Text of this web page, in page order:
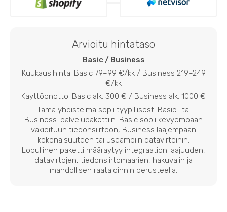
Arvioitu hintataso
Basic / Business
Kuukausihinta: Basic 79–99 €/kk / Business 219–249
€/kk
Käyttöönotto: Basic alk. 300 € / Business alk. 1000 €
Tämä yhdistelmä sopii tyypillisesti Basic- tai
Business-palvelupakettiin. Basic sopii kevyempään
vakioituun tiedonsiirtoon, Business laajempaan
kokonaisuuteen tai useampiin datavirtoihin.
Lopullinen paketti määräytyy integraation laajuuden,
datavirtojen, tiedonsiirtomäärien, hakuvälin ja
mahdollisen räätälöinnin perusteella.